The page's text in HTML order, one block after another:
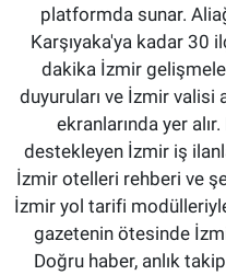
platformda sunar.
Karşıyaka'ya kadar 30
dakika İzmir
duyuruları ve İzmir valisi
ekranlarında yer
destekleyen İzmir iş
İzmir otelleri rehberi ve
İzmir yol tarifi
gazetenin ötesinde
Doğru haber, anlık